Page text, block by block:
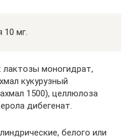
10 мг.
моногидрат,
кукурузный
1500), целлюлоза
дибегенат.
белого или